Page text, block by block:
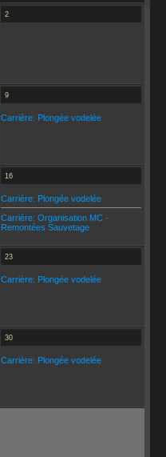
2
9
Carrière: Plongée vodelée
16
Carrière: Plongée vodelée
Carrière: Organisation MC -
Remontées Sauvetage
23
Carrière: Plongée vodelée
30
Carrière: Plongée vodelée